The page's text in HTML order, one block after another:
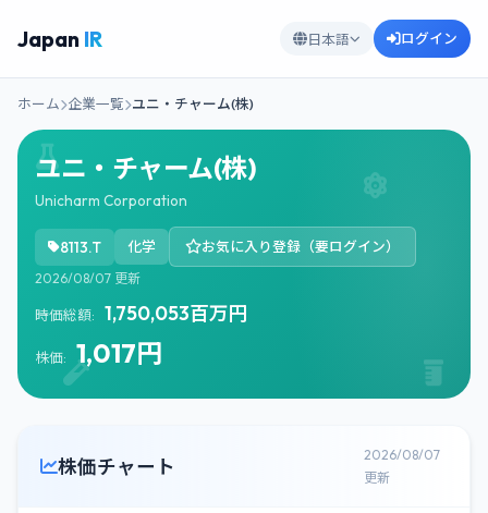
Japan IR 日本語 ログイン
ホーム 企業一覧 ユニ・チャーム(株)
ユニ・チャーム(株)
Unicharm Corporation
8113.T 化学 お気に入り登録（要ログイン）
2026/08/07 更新
時価総額: 1,750,053百万円
株価: 1,017円
株価チャート
2026/08/07
更新